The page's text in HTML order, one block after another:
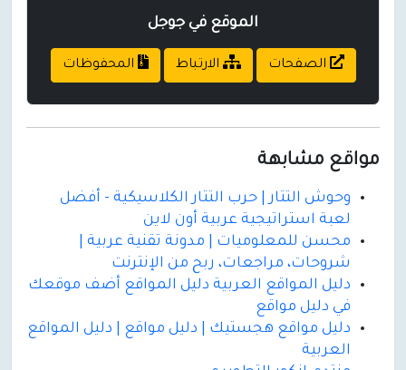
الموقع في جوجل
الصفحات الارتباط المحفوظات
مواقع مشابهة
وحوش التتار | حرب التتار الكلاسيكية - أفضل
لعبة استراتيجية عربية أون لاين
محسن للمعلوميات | مدونة تقنية عربية |
شروحات، مراجعات، ربح من الإنترنت
دليل المواقع العربية دليل المواقع أضف موقعك
في دليل مواقع
دليل مواقع هجستيك | دليل مواقع | دليل المواقع
العربية